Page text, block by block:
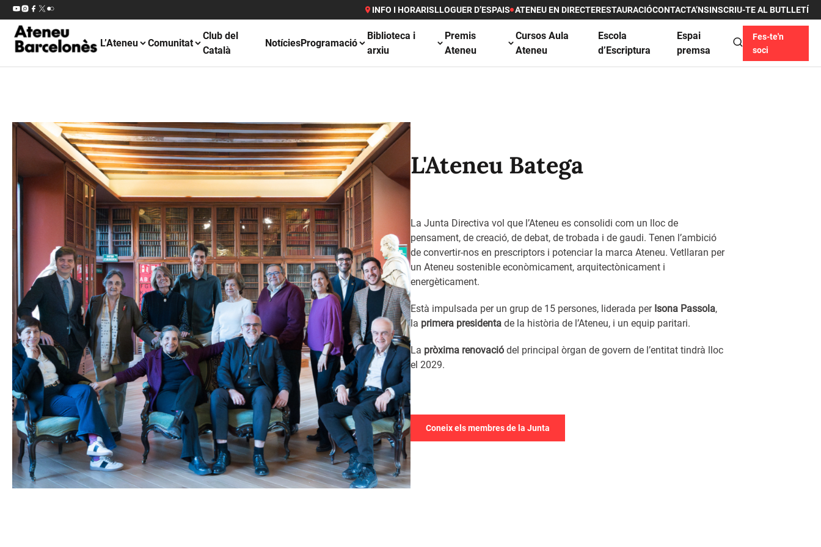
INFO I HORARISLLOGUER D’ESPAIS ATENEU EN DIRECTERESTAURACIÓCONTACTA’NSINSCRIU-TE AL BUTLLETÍ
L’Ateneu Comunitat
Club del
Català
NotíciesProgramació
Biblioteca i
arxiu
Premis
Ateneu
Cursos Aula
Ateneu
Escola
d’Escriptura
Espai
premsa
Fes-te'n
soci
L'Ateneu Batega
La Junta Directiva vol que l’Ateneu es consolidi com un lloc de
pensament, de creació, de debat, de trobada i de gaudi. Tenen l’ambició
de convertir-nos en prescriptors i potenciar la marca Ateneu. Vetllaran per
un Ateneu sostenible econòmicament, arquitectònicament i
energèticament.
Està impulsada per un grup de 15 persones, liderada per Isona Passola,
la primera presidenta de la història de l’Ateneu, i un equip paritari.
La pròxima renovació del principal òrgan de govern de l’entitat tindrà lloc
el 2029.
Coneix els membres de la Junta